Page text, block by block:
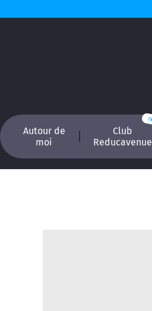
Autour de
moi
Club
Reducavenue